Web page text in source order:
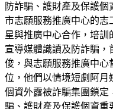
防詐騙、護財產及保護
市志願服務推廣中心的志
星與推廣中心合作，培
宣導媒體識讀及防詐騙
俊，與志願服務推廣中心
位，他們以情境短劇阿月
個資外露被詐騙集團鎖定
騙、護財產及保護個資重